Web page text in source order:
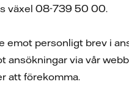
växel 08-739 50 00.
emot personligt brev i
ansökningar via vår
att förekomma.